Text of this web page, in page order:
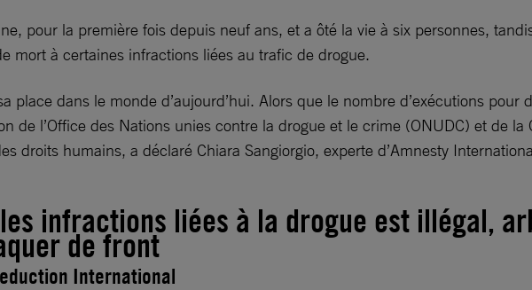
pour la première fois depuis neuf ans, et a ôté la vie à six personnes,
mort à certaines infractions liées au trafic de drogue.
place dans le monde d’aujourd’hui. Alors que le nombre d’exécutions
de l’Office des Nations unies contre la drogue et le crime (ONUDC) et de
droits humains, a déclaré Chiara Sangiorgio, experte d’Amnesty
infractions liées à la drogue est illégal,
de front
International